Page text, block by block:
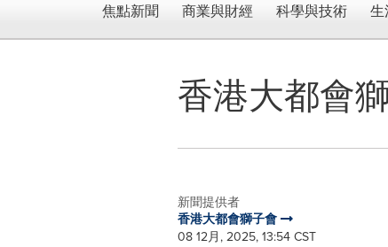
焦點新聞 商業與財經 科學與技術 生
香港大都會
新聞提供者
香港大都會獅子會
08 12月, 2025, 13:54 CST